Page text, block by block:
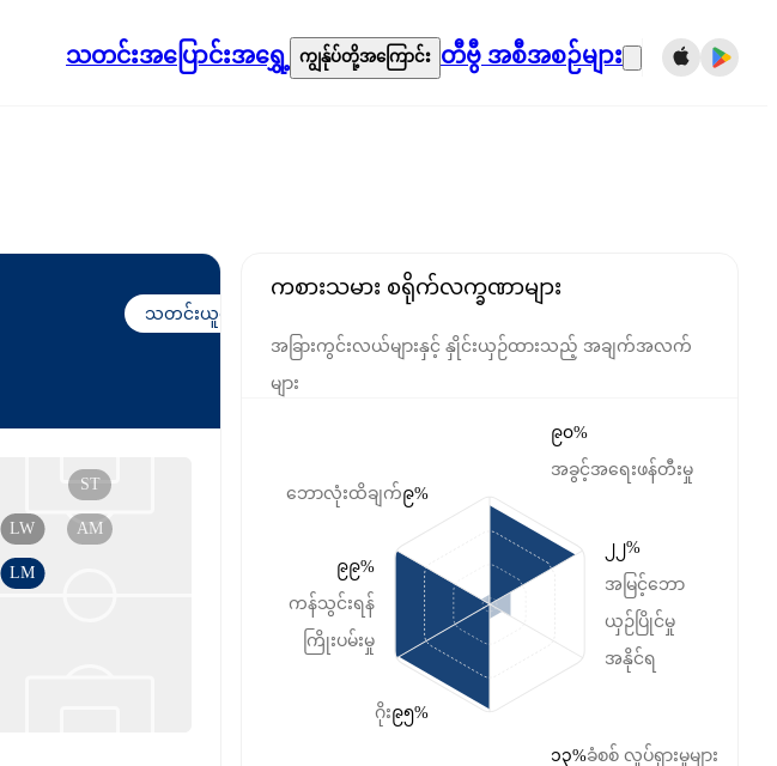
သတင်းအပြောင်းအရွှေ့ ကျွန်ုပ်တို့အကြောင်း တီဗွီ အစီအစဉ်များ
သတင်းယူရန်
LM
AM
LW
ST
ကစားသမား စရိုက်လက္ခဏာများ
အခြားကွင်းလယ်များနှင့် နှိုင်းယှဉ်ထားသည့် အချက်အလက်
များ
ဘောလုံးထိချက်၉%
ကန်သွင်းရန်
ကြိုးပမ်းမှု
၉၉%
ဂိုး၉၅%
အခွင့်အရေးဖန်တီးမှု
၉၀%
အမြင့်ဘော
ယှဉ်ပြိုင်မှု
အနိုင်ရ
၂၂%
ခံစစ် လှုပ်ရှားမှုများ
၁၃%